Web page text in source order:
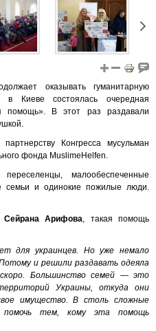
оказывать гуманитарную
Киеве состоялась очередная
помощь». В этот раз раздавали
Конгресса мусульман
фонда MuslimeHelfen.
малообеспеченные
семьи и одинокие пожилые люди.
Сейрана Арифова, такая помощь
для украинцев. Но уже немало
и решили раздавать одеяла
Большинство семей — это
Украины, откуда они
имущество. В столь сложные
помочь тем, кому эта помощь